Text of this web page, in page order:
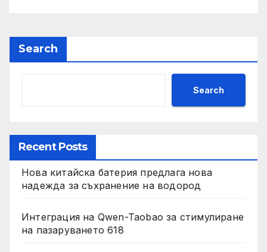
Search
Search
Recent Posts
Нова китайска батерия предлага нова
надежда за съхранение на водород
Интеграция на Qwen-Taobao за стимулиране
на пазаруването 618